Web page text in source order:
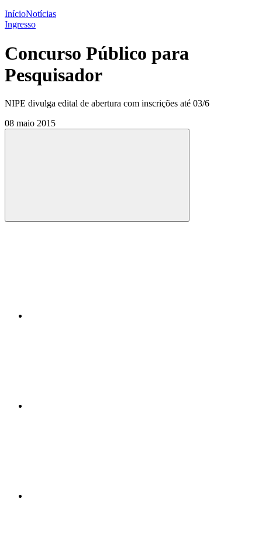
InícioNotícias
Ingresso
Concurso Público para
Pesquisador
NIPE divulga edital de abertura com inscrições até 03/6
08 maio 2015
Compartilhar